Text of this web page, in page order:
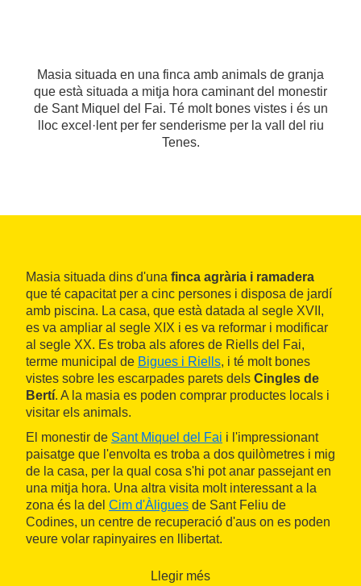
Masia situada en una finca amb animals de granja
que està situada a mitja hora caminant del monestir
de Sant Miquel del Fai. Té molt bones vistes i és un
lloc excel·lent per fer senderisme per la vall del riu
Tenes.
Masia situada dins d'una finca agrària i ramadera
que té capacitat per a cinc persones i disposa de jardí
amb piscina. La casa, que està datada al segle XVII,
es va ampliar al segle XIX i es va reformar i modificar
al segle XX. Es troba als afores de Riells del Fai,
terme municipal de Bigues i Riells, i té molt bones
vistes sobre les escarpades parets dels Cingles de
Bertí. A la masia es poden comprar productes locals i
visitar els animals.
El monestir de Sant Miquel del Fai i l'impressionant
paisatge que l'envolta es troba a dos quilòmetres i mig
de la casa, per la qual cosa s'hi pot anar passejant en
una mitja hora. Una altra visita molt interessant a la
zona és la del Cim d'Àligues de Sant Feliu de
Codines, un centre de recuperació d'aus on es poden
veure volar rapinyaires en llibertat.
Llegir més